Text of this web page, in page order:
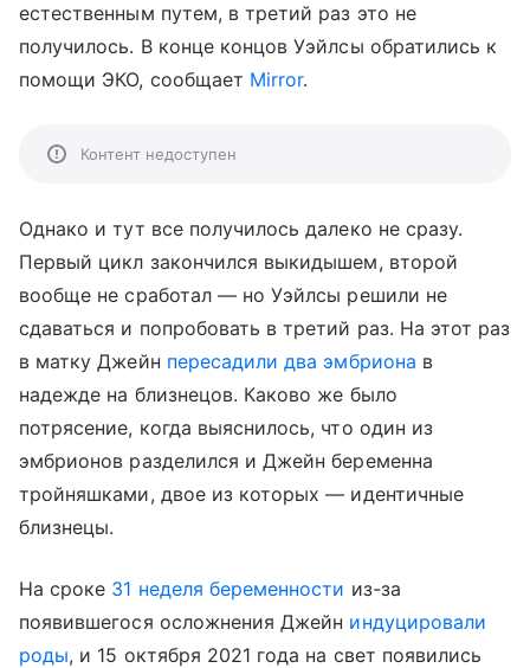
естественным путем, в третий раз это не
получилось. В конце концов Уэйлсы обратились к
помощи ЭКО, сообщает Mirror.
Контент недоступен
Однако и тут все получилось далеко не сразу.
Первый цикл закончился выкидышем, второй
вообще не сработал — но Уэйлсы решили не
сдаваться и попробовать в третий раз. На этот раз
в матку Джейн пересадили два эмбриона в
надежде на близнецов. Каково же было
потрясение, когда выяснилось, что один из
эмбрионов разделился и Джейн беременна
тройняшками, двое из которых — идентичные
близнецы.
На сроке 31 неделя беременности из-за
появившегося осложнения Джейн индуцировали
роды, и 15 октября 2021 года на свет появились